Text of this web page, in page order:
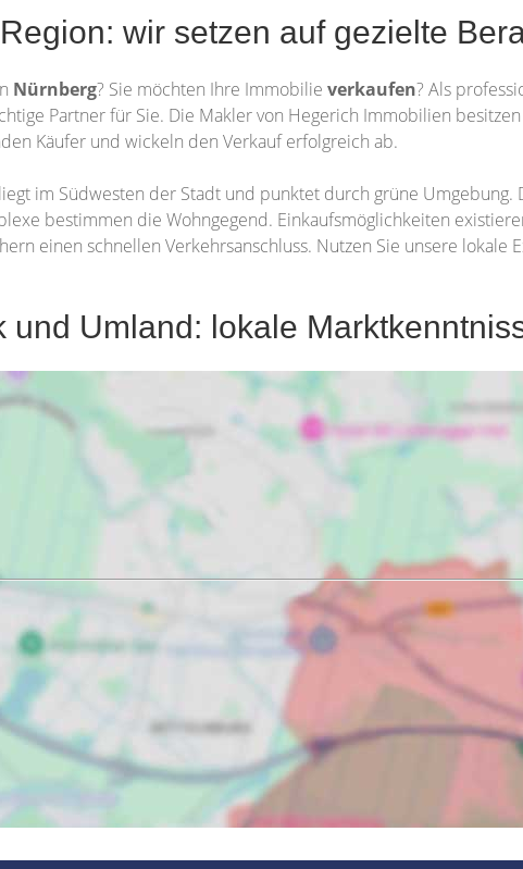
wir setzen auf gezielte
Nürnberg? Sie möchten Ihre Immobilie verkaufen? Als
Partner für Sie. Die Makler von Hegerich Immobilien
Käufer und wickeln den Verkauf erfolgreich ab.
im Südwesten der Stadt und punktet durch grüne Umgebung.
bestimmen die Wohngegend. Einkaufsmöglichkeiten
einen schnellen Verkehrsanschluss. Nutzen Sie unsere lokale
Umland: lokale